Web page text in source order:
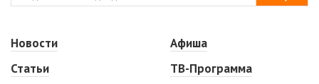
Новости
Статьи
Афиша
ТВ-Программа